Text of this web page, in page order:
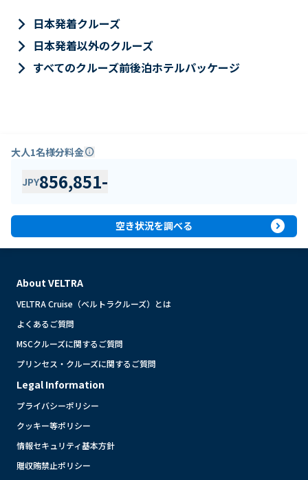
keyboard_arrow_right 日本発着クルーズ
keyboard_arrow_right 日本発着以外のクルーズ
keyboard_arrow_right すべてのクルーズ前後泊ホテルパッケージ
大人1名様分料金info
JPY856,851-
空き状況を調べる expand_circle_right
About VELTRA
VELTRA Cruise（ベルトラクルーズ）とは
よくあるご質問
MSCクルーズに関するご質問
プリンセス・クルーズに関するご質問
Legal Information
プライバシーポリシー
クッキー等ポリシー
情報セキュリティ基本方針
贈収賄禁止ポリシー